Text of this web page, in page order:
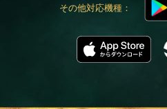
その他対応機種：